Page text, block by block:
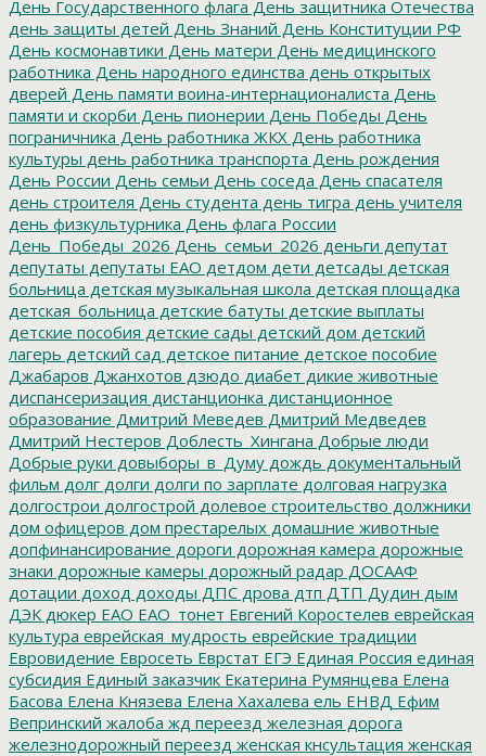
День Государственного флага День защитника Отечества
день защиты детей День Знаний День Конституции РФ
День космонавтики День матери День медицинского
работника День народного единства день открытых
дверей День памяти воина-интернационалиста День
памяти и скорби День пионерии День Победы День
пограничника День работника ЖКХ День работника
культуры день работника транспорта День рождения
День России День семьи День соседа День спасателя
день строителя День студента день тигра день учителя
день физкультурника День флага России
День_Победы_2026 День_семьи_2026 деньги депутат
депутаты депутаты ЕАО детдом дети детсады детская
больница детская музыкальная школа детская площадка
детская_больница детские батуты детские выплаты
детские пособия детские сады детский дом детский
лагерь детский сад детское питание детское пособие
Джабаров Джанхотов дзюдо диабет дикие животные
диспансеризация дистанционка дистанционное
образование Дмитрий Меведев Дмитрий Медведев
Дмитрий Нестеров Доблесть_Хингана Добрые люди
Добрые руки довыборы_в_Думу дождь документальный
фильм долг долги долги по зарплате долговая нагрузка
долгострои долгострой долевое строительство должники
дом офицеров дом престарелых домашние животные
допфинансирование дороги дорожная камера дорожные
знаки дорожные камеры дорожный радар ДОСААФ
дотации доход доходы ДПС дрова дтп ДТП Дудин дым
ДЭК дюкер ЕАО ЕАО_тонет Евгений Коростелев еврейская
культура еврейская_мудрость еврейские традиции
Евровидение Евросеть Еврстат ЕГЭ Единая Россия единая
субсидия Единый заказчик Екатерина Румянцева Елена
Басова Елена Князева Елена Хахалева ель ЕНВД Ефим
Вепринский жалоба жд переезд железная дорога
железнодорожный переезд женская кнсультация женская